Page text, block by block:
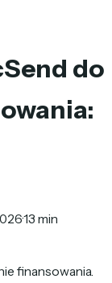
do
·13 min
finansowania.